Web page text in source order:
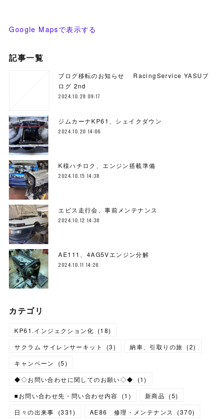
Google Mapsで表示する
記事一覧
ブログ移転のお知らせ RacingService YASUブ
ログ 2nd
2024.10.28 09:17
ジムカーナKP61、シェイクダウン
2024.10.20 14:06
K様ハチロク、エンジン搭載準備
2024.10.15 14:38
エビス走行会、事前メンテナンス
2024.10.12 14:38
AE111、4AG5Vエンジン分解
2024.10.11 14:26
カテゴリ
KP61.インジェクション化 (18)
サクラム サイレンサーキット
(3) 納車、引取りの旅 (2)
キャンペーン
(5)
◆◇お問い合わせに関してのお願い◇◆
(1)
■お問い合わせ先・問い合わせ内容
(1 ) 新商品 (5)
日々の出来事
(331) AE86 修理・メンテナンス (370)